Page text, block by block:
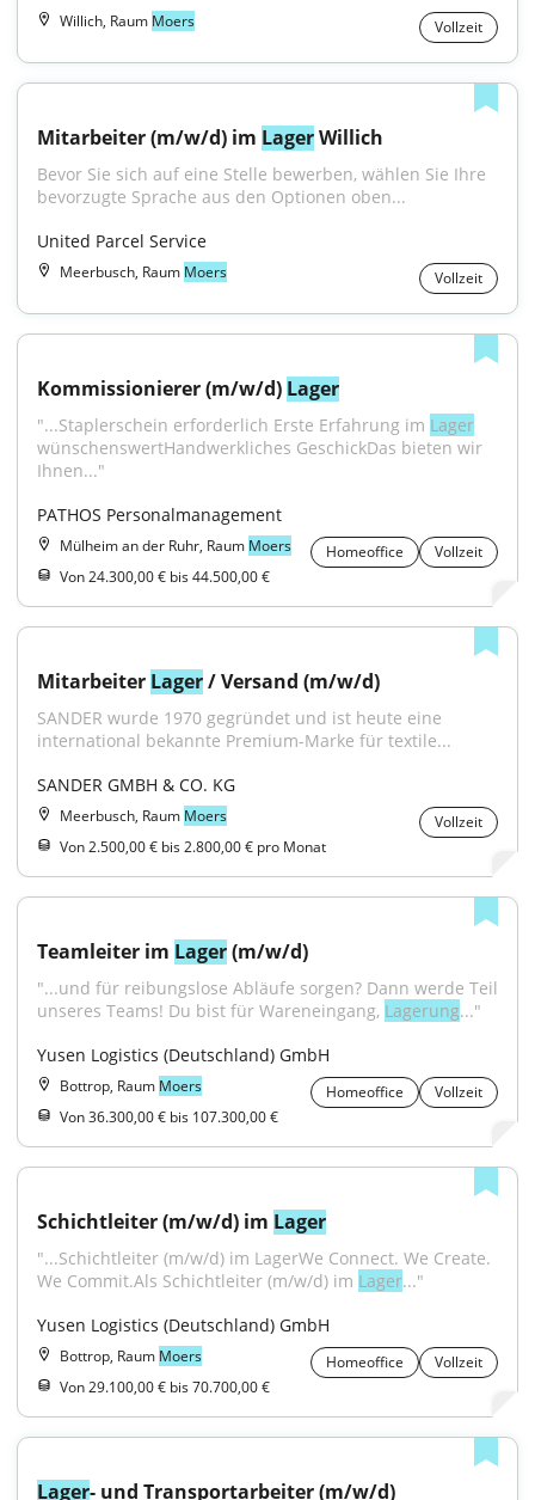
Willich, Raum Moers Vollzeit
Mitarbeiter (m/w/d) im Lager Willich
Bevor Sie sich auf eine Stelle bewerben, wählen Sie Ihre
bevorzugte Sprache aus den Optionen oben...
United Parcel Service
Meerbusch, Raum Moers Vollzeit
Kommissionierer (m/w/d) Lager
"...Staplerschein erforderlich Erste Erfahrung im Lager
wünschenswertHandwerkliches GeschickDas bieten wir
Ihnen..."
PATHOS Personalmanagement
Mülheim an der Ruhr, Raum Moers Homeoffice
Vollzeit
Von 24.300,00 € bis 44.500,00 €
Mitarbeiter Lager / Versand (m/w/d)
SANDER wurde 1970 gegründet und ist heute eine
international bekannte Premium-Marke für textile...
SANDER GMBH & CO. KG
Meerbusch, Raum Moers
Vollzeit
Von 2.500,00 € bis 2.800,00 € pro Monat
Teamleiter im Lager (m/w/d)
"...und für reibungslose Abläufe sorgen? Dann werde Teil
unseres Teams! Du bist für Wareneingang, Lagerung..."
Yusen Logistics (Deutschland) GmbH
Bottrop, Raum Moers Homeoffice
Vollzeit
Von 36.300,00 € bis 107.300,00 €
Schichtleiter (m/w/d) im Lager
"...Schichtleiter (m/w/d) im LagerWe Connect. We Create.
We Commit.Als Schichtleiter (m/w/d) im Lager..."
Yusen Logistics (Deutschland) GmbH
Bottrop, Raum Moers Homeoffice
Vollzeit
Von 29.100,00 € bis 70.700,00 €
Lager- und Transportarbeiter (m/w/d)